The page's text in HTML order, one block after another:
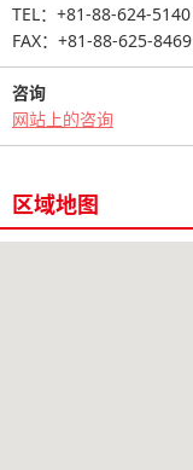
TEL：+81-88-624-5140
FAX：+81-88-625-8469
咨询
网站上的咨询
区域地图